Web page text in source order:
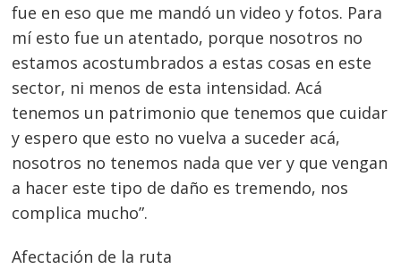
fue en eso que me mandó un video y fotos. Para
mí esto fue un atentado, porque nosotros no
estamos acostumbrados a estas cosas en este
sector, ni menos de esta intensidad. Acá
tenemos un patrimonio que tenemos que cuidar
y espero que esto no vuelva a suceder acá,
nosotros no tenemos nada que ver y que vengan
a hacer este tipo de daño es tremendo, nos
complica mucho”.
Afectación de la ruta